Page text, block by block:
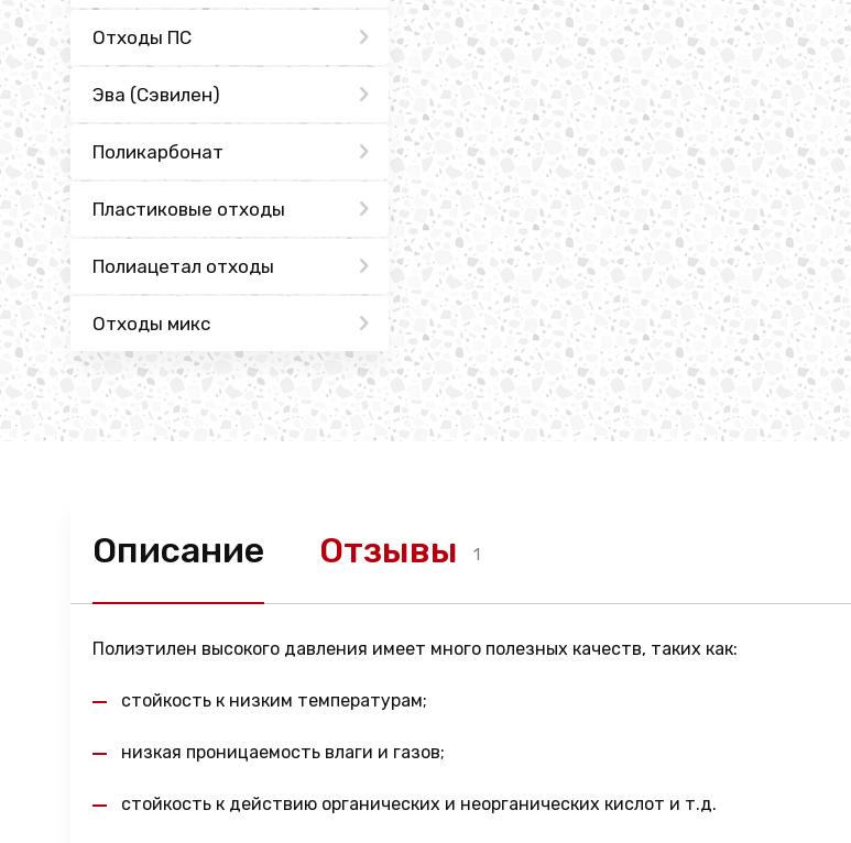
Отходы ПС
Эва (Сэвилен)
Поликарбонат
Пластиковые отходы
Полиацетал отходы
Отходы микс
Описание Отзывы 1
Полиэтилен высокого давления имеет много полезных качеств, таких как:
стойкость к низким температурам;
низкая проницаемость влаги и газов;
стойкость к действию органических и неорганических кислот и т.д.